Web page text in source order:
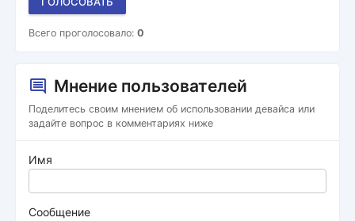
Всего проголосовало: 0
Мнение пользователей
Поделитесь своим мнением об использовании девайса или
задайте вопрос в комментариях ниже
Имя
Сообщение